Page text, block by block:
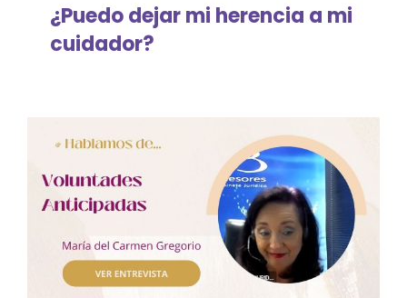
Arteterapia y musicoterapia
Comunidades Compasivas
Cuidados paliativos
Cuidados Paliativos pediátricos
¿Puedo dejar mi herencia a mi
cuidador?